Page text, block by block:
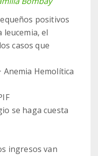
positivos
el
casos que
Anemia Hemolítica
se haga cuesta
ingresos van